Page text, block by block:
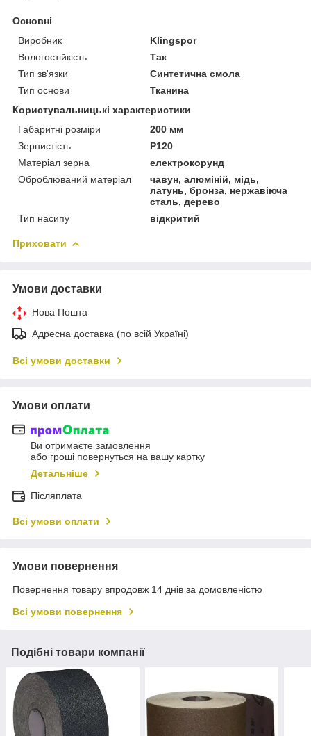
Основні
Виробник
Klingspor
Вологостійкість
Так
Тип зв'язки
Синтетична смола
Тип основи
Тканина
Користувальницькі характеристики
Габаритні розміри
200 мм
Зернистість
P120
Матеріал зерна
електрокорунд
Оброблюваний матеріал
чавун, алюміній, мідь,
латунь, бронза, нержавіюча
сталь, дерево
Тип насипу
відкритий
Приховати
Умови доставки
Нова Пошта
Адресна доставка (по всій Україні)
Всі умови доставки
Умови оплати
Ви отримаєте замовлення
або гроші повернуться на вашу картку
Детальніше
Післяплата
Всі умови оплати
Умови повернення
Повернення товару впродовж 14 днів за домовленістю
Всі умови повернення
Подібні товари компанії